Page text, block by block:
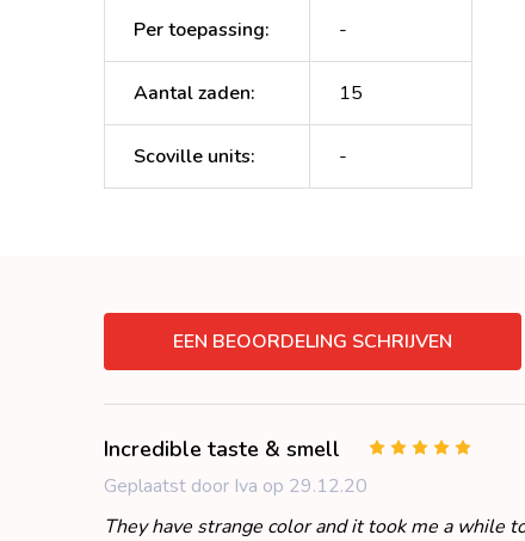
Per toepassing: -
Aantal zaden: 15
Scoville units: -
EEN BEOORDELING SCHRIJVEN
Incredible taste & smell
Geplaatst door Iva op 29.12.20
They have strange color and it took me a while